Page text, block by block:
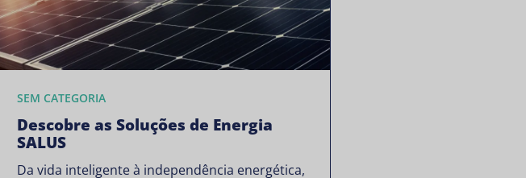
SEM CATEGORIA
Descobre as Soluções de Energia
SALUS
Da vida inteligente à independência energética,